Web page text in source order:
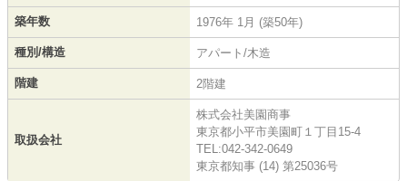
築年数 1976年 1月 (築50年)
種別/構造 アパート/木造
階建 2階建
取扱会社
株式会社美園商事
東京都小平市美園町１丁目15-4
TEL:042-342-0649
東京都知事 (14) 第25036号